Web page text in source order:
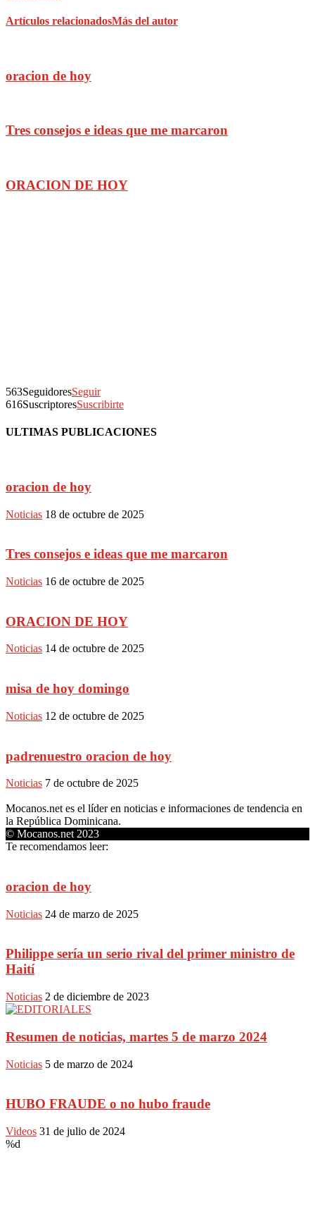
Artículos relacionadosMás del autor
oracion de hoy
Tres consejos e ideas que me marcaron
ORACION DE HOY
563SeguidoresSeguir
616SuscriptoresSuscribirte
ULTIMAS PUBLICACIONES
oracion de hoy
Noticias 18 de octubre de 2025
Tres consejos e ideas que me marcaron
Noticias 16 de octubre de 2025
ORACION DE HOY
Noticias 14 de octubre de 2025
misa de hoy domingo
Noticias 12 de octubre de 2025
padrenuestro oracion de hoy
Noticias 7 de octubre de 2025
Mocanos.net es el líder en noticias e informaciones de tendencia en
la República Dominicana.
© Mocanos.net 2023
Te recomendamos leer:
oracion de hoy
Noticias 24 de marzo de 2025
Philippe sería un serio rival del primer ministro de
Haití
Noticias 2 de diciembre de 2023
Resumen de noticias, martes 5 de marzo 2024
Noticias 5 de marzo de 2024
HUBO FRAUDE o no hubo fraude
Videos 31 de julio de 2024
%d